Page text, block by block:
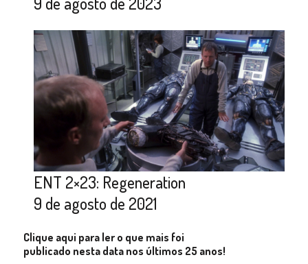
ENT 2×23: Regeneration
9 de agosto de 2021
Clique aqui para ler o que mais foi
publicado nesta data nos últimos 25 anos!